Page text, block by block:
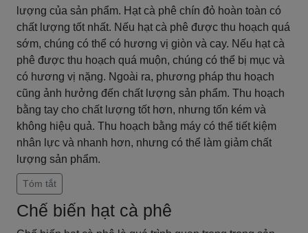
lượng của sản phẩm. Hạt cà phê chín đỏ hoàn toàn có
chất lượng tốt nhất. Nếu hạt cà phê được thu hoạch quá
sớm, chúng có thể có hương vị giòn và cay. Nếu hạt cà
phê được thu hoạch quá muộn, chúng có thể bị mục và
có hương vị nặng. Ngoài ra, phương pháp thu hoạch
cũng ảnh hưởng đến chất lượng sản phẩm. Thu hoạch
bằng tay cho chất lượng tốt hơn, nhưng tốn kém và
không hiệu quả. Thu hoạch bằng máy có thể tiết kiệm
nhân lực và nhanh hơn, nhưng có thể làm giảm chất
lượng sản phẩm.
Tóm tắt
Chế biến hạt cà phê